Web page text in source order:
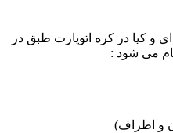
و کیا در کره اتوپارت طبق در
می شود :
و اطراف)